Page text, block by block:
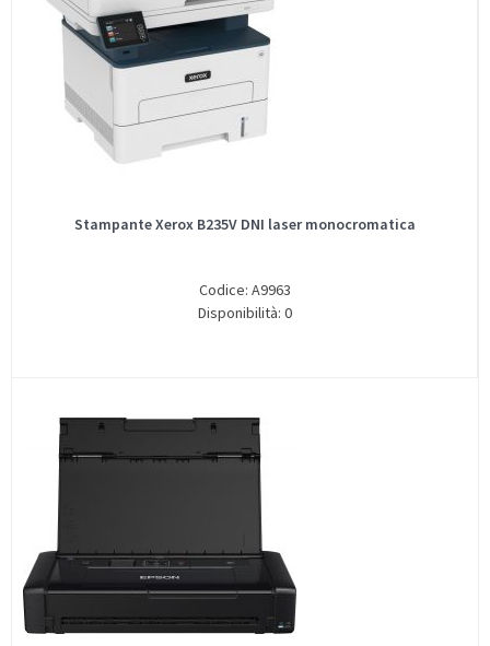
Stampante Xerox B235V DNI laser monocromatica
Codice: A9963
Disponibilità: 0